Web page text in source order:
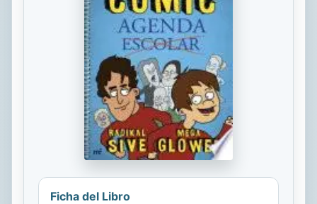
Ficha del Libro